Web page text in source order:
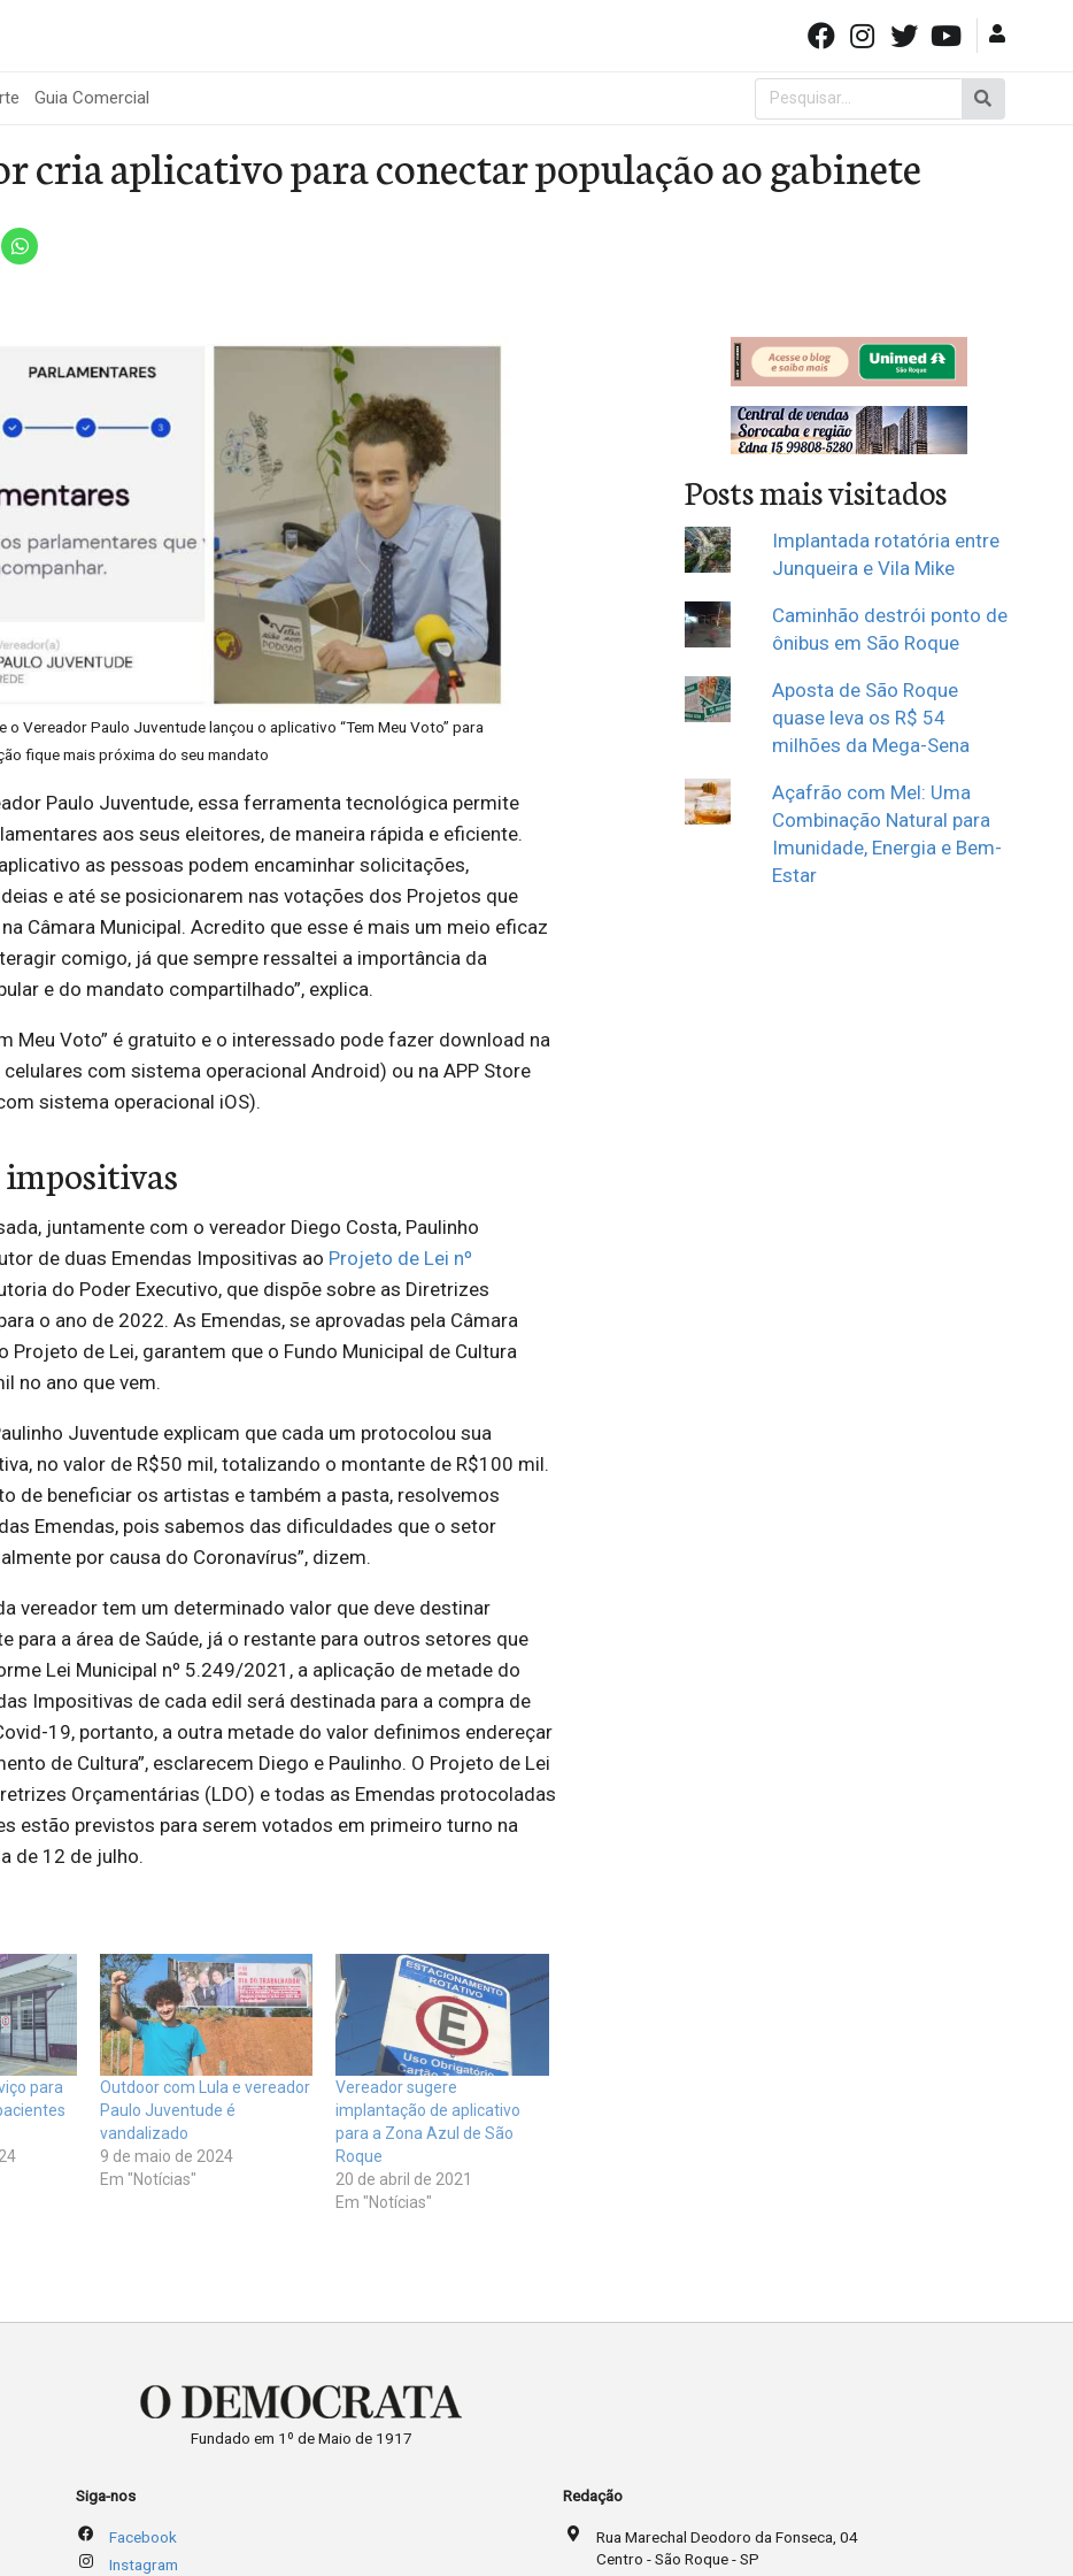
Guia Comercial
Pesquisar
por:
cria aplicativo para conectar população ao gabinete
o Vereador Paulo Juventude lançou o aplicativo “Tem Meu Voto” para
fique mais próxima do seu mandato
Paulo Juventude, essa ferramenta tecnológica permite
aos seus eleitores, de maneira rápida e eficiente.
as pessoas podem encaminhar solicitações,
e até se posicionarem nas votações dos Projetos que
Câmara Municipal. Acredito que esse é mais um meio eficaz
comigo, já que sempre ressaltei a importância da
e do mandato compartilhado”, explica.
Meu Voto” é gratuito e o interessado pode fazer download na
celulares com sistema operacional Android) ou na APP Store
sistema operacional iOS).
impositivas
juntamente com o vereador Diego Costa, Paulinho
de duas Emendas Impositivas ao Projeto de Lei nº
do Poder Executivo, que dispõe sobre as Diretrizes
o ano de 2022. As Emendas, se aprovadas pela Câmara
Projeto de Lei, garantem que o Fundo Municipal de Cultura
no ano que vem.
Juventude explicam que cada um protocolou sua
no valor de R$50 mil, totalizando o montante de R$100 mil.
de beneficiar os artistas e também a pasta, resolvemos
Emendas, pois sabemos das dificuldades que o setor
por causa do Coronavírus”, dizem.
vereador tem um determinado valor que deve destinar
para a área de Saúde, já o restante para outros setores que
Lei Municipal nº 5.249/2021, a aplicação de metade do
Impositivas de cada edil será destinada para a compra de
19, portanto, a outra metade do valor definimos endereçar
de Cultura”, esclarecem Diego e Paulinho. O Projeto de Lei
Orçamentárias (LDO) e todas as Emendas protocoladas
estão previstos para serem votados em primeiro turno na
de 12 de julho.
para
Outdoor com Lula e vereador
Paulo Juventude é
vandalizado
9 de maio de 2024
Em "Notícias"
Vereador sugere
implantação de aplicativo
para a Zona Azul de São
Roque
20 de abril de 2021
Em "Notícias"
Posts mais visitados
Implantada rotatória entre
Junqueira e Vila Mike
Caminhão destrói ponto de
ônibus em São Roque
Aposta de São Roque
quase leva os R$ 54
milhões da Mega-Sena
Açafrão com Mel: Uma
Combinação Natural para
Imunidade, Energia e Bem-
Estar
Fundado em 1º de Maio de 1917
Siga-nos
Facebook
Instagram
Redação
Rua Marechal Deodoro da Fonseca, 04
Centro - São Roque - SP